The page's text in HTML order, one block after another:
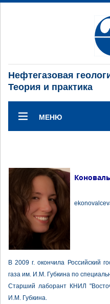
Нефтегазовая
Теория и практика
МЕНЮ
В 2009 г. окончила Российский
газа им. И.М. Губкина по
Старший лаборант КНИЛ
И.М. Губкина.